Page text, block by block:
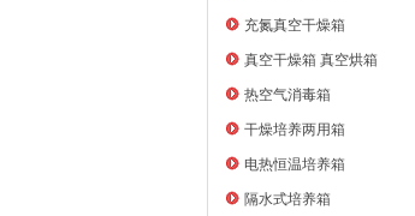
充氮真空干燥箱
真空干燥箱 真空烘箱
热空气消毒箱
干燥培养两用箱
电热恒温培养箱
隔水式培养箱